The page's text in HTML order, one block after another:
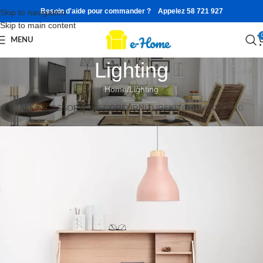
Skip to navigation
Skip to main content
Besoin d'aide pour commander ? Appelez 58 721 927
MENU
Lighting
Home Lighting
ALLACCESSORIES DECORFURNITUREKITCHENLIGHTING